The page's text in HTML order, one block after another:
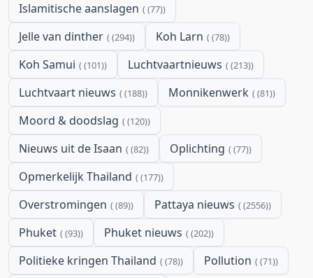
Islamitische aanslagen (77)
Jelle van dinther (294) Koh Larn (78)
Koh Samui (101) Luchtvaartnieuws (213)
Luchtvaart nieuws (188) Monnikenwerk (81)
Moord & doodslag (120)
Nieuws uit de Isaan (82) Oplichting (77)
Opmerkelijk Thailand (177)
Overstromingen (89) Pattaya nieuws (2556)
Phuket (93) Phuket nieuws (202)
Politieke kringen Thailand (78) Pollution (71)